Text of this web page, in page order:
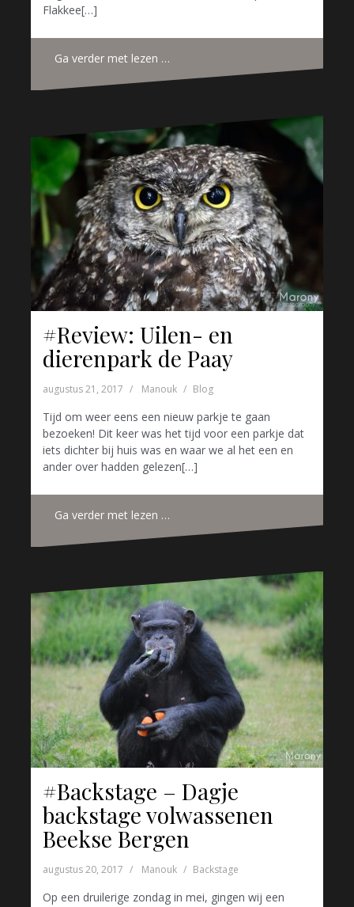
Flakkee[…]
Ga verder met lezen …
#Review: Uilen- en
dierenpark de Paay
augustus 21, 2017 Manouk Blog
Tijd om weer eens een nieuw parkje te gaan
bezoeken! Dit keer was het tijd voor een parkje dat
iets dichter bij huis was en waar we al het een en
ander over hadden gelezen[…]
Ga verder met lezen …
#Backstage – Dagje
backstage volwassenen
Beekse Bergen
augustus 20, 2017 Manouk Backstage
Op een druilerige zondag in mei, gingen wij een